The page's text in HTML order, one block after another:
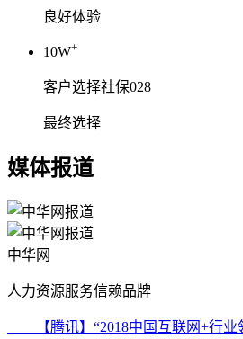
良好体验
10W+
客户选择社保028
最终选择
媒体报道
中华网
人力资源服务信赖品牌
【腾讯】“2018中国互联网+行业